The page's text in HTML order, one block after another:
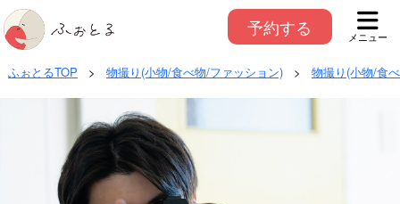
予約する メニュー
ふぉとるTOP > 物撮り(小物/食べ物/ファッション) > 物撮り(小物/食